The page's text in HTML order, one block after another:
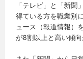
「テレビ」と「新聞
得ている方を職業別
ュース（報道情報）
が8割以上と高い傾向